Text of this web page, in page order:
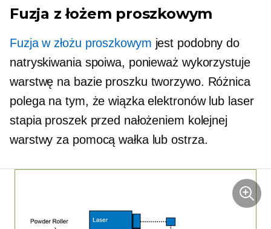
Fuzja z łożem proszkowym
Fuzja w złożu proszkowym jest podobny do
natryskiwania spoiwa, ponieważ wykorzystuje
warstwę na bazie proszku tworzywo. Różnica
polega na tym, że wiązka elektronów lub laser
stapia proszek przed nałożeniem kolejnej
warstwy za pomocą wałka lub ostrza.